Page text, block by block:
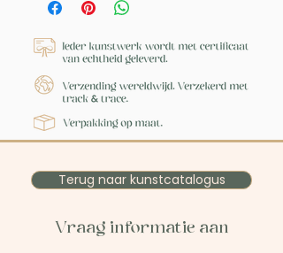
Terug naar kunstcatalogus
Vraag informatie aan